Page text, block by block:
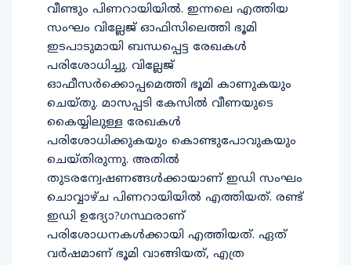
വീണ്ടും പിണറായിയില്‍. ഇന്നലെ എത്തിയ
സംഘം വില്ലേജ് ഓഫിസിലെത്തി ഭൂമി
ഇടപാടുമായി ബന്ധപ്പെട്ട രേഖകള്‍
പരിശോധിച്ചു. വില്ലേജ്
ഓഫീസര്‍ക്കൊപ്പമെത്തി ഭൂമി കാണുകയും
ചെയ്തു. മാസപ്പടി കേസില്‍ വീണയുടെ
കൈയ്യിലുള്ള രേഖകള്‍
പരിശോധിക്കുകയും കൊണ്ടുപോവുകയും
ചെയ്തിരുന്നു. അതില്‍
തുടരന്വേഷണങ്ങള്‍ക്കായാണ് ഇഡി സംഘം
ചൊവ്വാഴ്ച പിണറായിയില്‍ എത്തിയത്. രണ്ട്
ഇഡി ഉദ്യോ?ഗസ്ഥരാണ്
പരിശോധനകള്‍ക്കായി എത്തിയത്. ഏത്
വര്‍ഷമാണ് ഭൂമി വാങ്ങിയത്, എത്ര